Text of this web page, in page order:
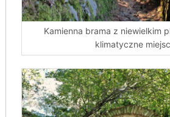
Kamienna brama z niewielkim
klimatyczne